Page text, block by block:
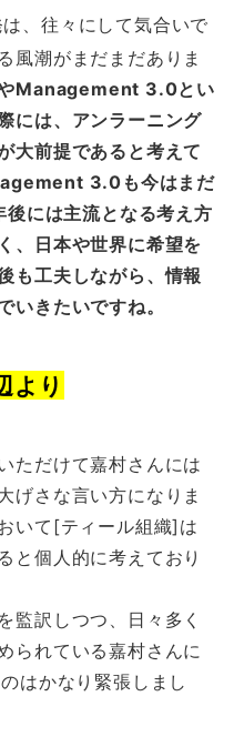
、往々にして気合いで
風潮がまだまだありま
Management 3.0とい
には、アンラーニング
大前提であると考えて
3.0も今はまだ
には主流となる考え方
、日本や世界に希望を
も工夫しながら、情報
いきたいですね。
より
ただけて嘉村さんには
げさな言い方になりま
いて[ティール組織]は
と個人的に考えており
監訳しつつ、日々多く
られている嘉村さんに
はかなり緊張しまし